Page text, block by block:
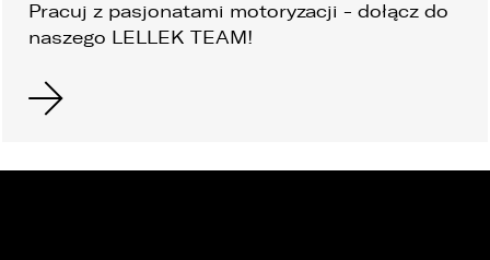
Pracuj z pasjonatami motoryzacji - dołącz do
naszego LELLEK TEAM!